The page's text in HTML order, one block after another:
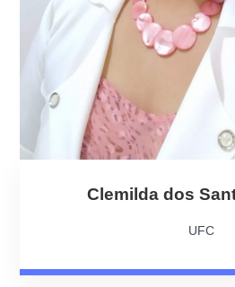
Clemilda dos
UFC